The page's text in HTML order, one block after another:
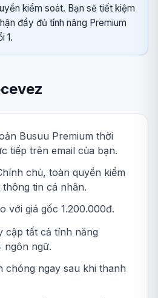
kiểm soát. Bạn sẽ tiết kiệm
đầy đủ tính năng Premium
1.
Busuu Premium thời
tiếp trên email của bạn.
chủ, toàn quyền kiểm
tin cá nhân.
với giá gốc 1.200.000đ.
cập tất cả tính năng
ngôn ngữ.
chóng ngay sau khi thanh